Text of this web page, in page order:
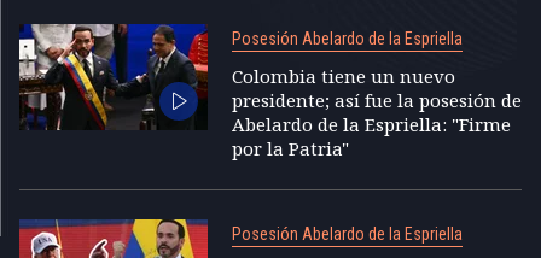
Posesión Abelardo de la Espriella
Colombia tiene un nuevo
presidente; así fue la posesión de
Abelardo de la Espriella: "Firme
por la Patria"
Posesión Abelardo de la Espriella